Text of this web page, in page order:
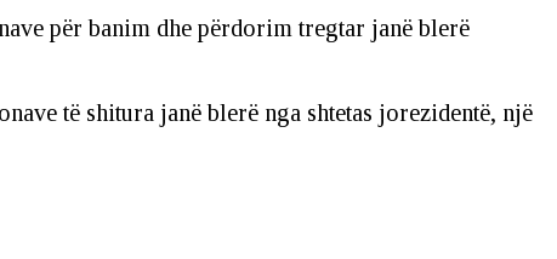
për banim dhe përdorim tregtar janë blerë
të shitura janë blerë nga shtetas jorezidentë, një